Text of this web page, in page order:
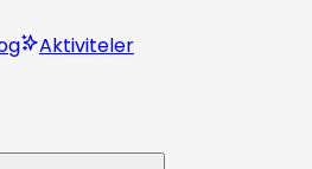
Aktiviteler